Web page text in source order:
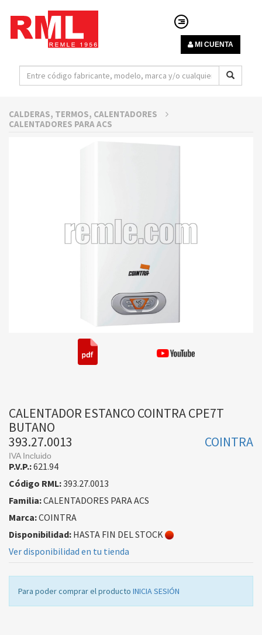
MI CUENTA
CALDERAS, TERMOS, CALENTADORES
CALENTADORES PARA ACS
CALENTADOR ESTANCO COINTRA CPE7T
BUTANO
393.27.0013
COINTRA
IVA Incluido
P.V.P.:621.94
Código RML:393.27.0013
Familia:CALENTADORES PARA ACS
Marca:COINTRA
Disponibilidad: HASTA FIN DEL STOCK
Ver disponibilidad en tu tienda
Para poder comprar el producto INICIA SESIÓN